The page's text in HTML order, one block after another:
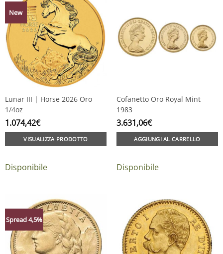
New
Lunar III | Horse 2026 Oro
1/4oz
1.074,42€
VISUALIZZA PRODOTTO
Disponibile
Cofanetto Oro Royal Mint
1983
3.631,06€
AGGIUNGI AL CARRELLO
Disponibile
Spread 4,5%